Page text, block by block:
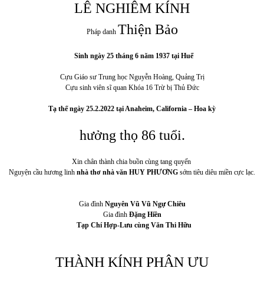
LÊ NGHIÊM KÍNH
Pháp danh Thiện Bảo
Sinh ngày 25 tháng 6 năm 1937 tại Huế
Cựu Giáo sư Trung học Nguyễn Hoàng, Quảng Trị
Cựu sinh viên sĩ quan Khóa 16 Trừ bị Thủ Đức
Tạ thế ngày 25.2.2022 tại Anaheim, California – Hoa kỳ
hưởng thọ 86 tuổi.
Xin chân thành chia buồn cùng tang quyến
Nguyện cầu hương linh nhà thơ nhà văn HUY PHƯƠNG sớm tiêu diêu miền cực lạc.
Gia đình Nguyên Vũ Vũ Ngự Chiêu
Gia đình Đặng Hiền
Tạp Chí Hợp-Lưu cùng Văn Thi Hữu
THÀNH KÍNH PHÂN ƯU